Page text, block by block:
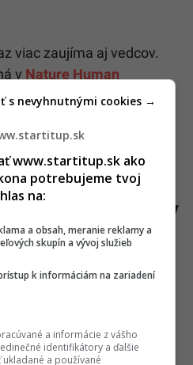
viac zaujíma aj vedcov.
v Nature Human
používanie digitálnych
súvisí s pomalším
rizikom poškodenia
a bez extrémov
Dorothy k nemu
ku všetkému ostatnému.
pravidiel.
po ktorých sa cíti dobre.
a zeleninové šaláty.
www.startitup.sk ako
potrebujeme tvoj
na:
a obsah, meranie reklamy a
skupín a vývoj služieb
k informáciám na zariadení
a informácie z vášho
identifikátory a ďalšie
a používané
s nevyhnutnými cookies →